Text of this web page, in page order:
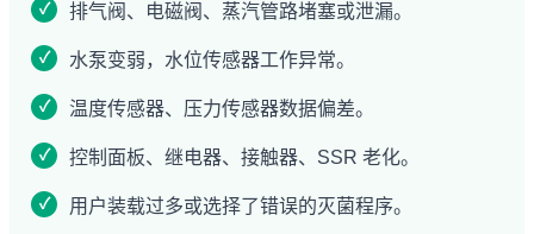
排气阀、电磁阀、蒸汽管路堵塞或泄漏。
水泵变弱，水位传感器工作异常。
温度传感器、压力传感器数据偏差。
控制面板、继电器、接触器、SSR 老化。
用户装载过多或选择了错误的灭菌程序。